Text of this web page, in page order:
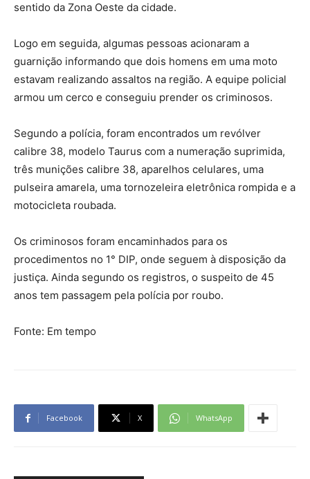
sentido da Zona Oeste da cidade.
Logo em seguida, algumas pessoas acionaram a
guarnição informando que dois homens em uma moto
estavam realizando assaltos na região. A equipe policial
armou um cerco e conseguiu prender os criminosos.
Segundo a polícia, foram encontrados um revólver
calibre 38, modelo Taurus com a numeração suprimida,
três munições calibre 38, aparelhos celulares, uma
pulseira amarela, uma tornozeleira eletrônica rompida e a
motocicleta roubada.
Os criminosos foram encaminhados para os
procedimentos no 1° DIP, onde seguem à disposição da
justiça. Ainda segundo os registros, o suspeito de 45
anos tem passagem pela polícia por roubo.
Fonte: Em tempo
Facebook X WhatsApp